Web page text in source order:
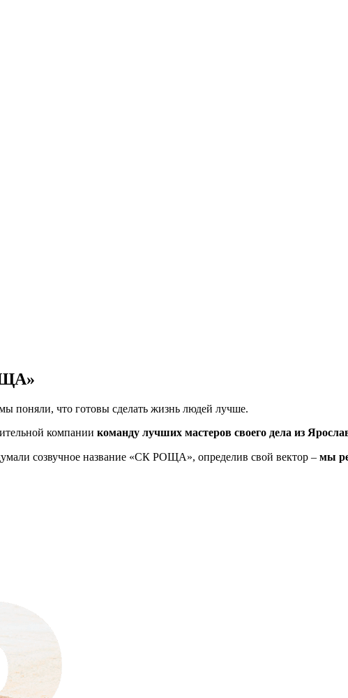
поняли, что готовы сделать жизнь людей лучше.
компании команду лучших мастеров своего дела из
созвучное название «СК РОЩА», определив свой вектор – мы